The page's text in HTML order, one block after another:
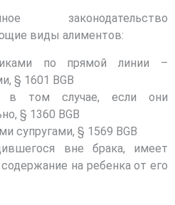
законодательство
виды алиментов:
по прямой линии –
§ 1601 BGB
в том случае, если они
§ 1360 BGB
супругами, § 1569 BGB
вне брака, имеет
на ребенка от его